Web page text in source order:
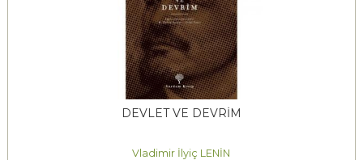
DEVLET VE DEVRİM
Vladimir İlyiç LENİN